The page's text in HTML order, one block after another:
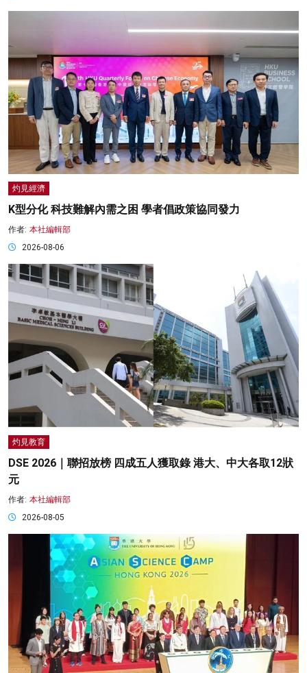
灼見經濟
K型分化 科技難解內需之困 學者倡政策協同發力
作者: 本社編輯部
2026-08-06
灼見教育
DSE 2026｜聯招放榜 四成五人獲取錄 港大、中大各取12狀
元
作者: 本社編輯部
2026-08-05